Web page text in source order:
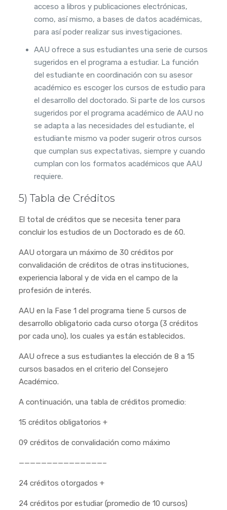
acceso a libros y publicaciones electrónicas,
como, así mismo, a bases de datos académicas,
para así poder realizar sus investigaciones.
AAU ofrece a sus estudiantes una serie de cursos
sugeridos en el programa a estudiar. La función
del estudiante en coordinación con su asesor
académico es escoger los cursos de estudio para
el desarrollo del doctorado. Si parte de los cursos
sugeridos por el programa académico de AAU no
se adapta a las necesidades del estudiante, el
estudiante mismo va poder sugerir otros cursos
que cumplan sus expectativas, siempre y cuando
cumplan con los formatos académicos que AAU
requiere.
5) Tabla de Créditos
El total de créditos que se necesita tener para
concluir los estudios de un Doctorado es de 60.
AAU otorgara un máximo de 30 créditos por
convalidación de créditos de otras instituciones,
experiencia laboral y de vida en el campo de la
profesión de interés.
AAU en la Fase 1 del programa tiene 5 cursos de
desarrollo obligatorio cada curso otorga (3 créditos
por cada uno), los cuales ya están establecidos.
AAU ofrece a sus estudiantes la elección de 8 a 15
cursos basados en el criterio del Consejero
Académico.
A continuación, una tabla de créditos promedio:
15 créditos obligatorios +
09 créditos de convalidación como máximo
———————————————–
24 créditos otorgados +
24 créditos por estudiar (promedio de 10 cursos)